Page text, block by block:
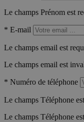
Le champs Prénom est
* E-mail
Le champs email est
Le champs email est
* Numéro de téléphone
Le champs Téléphone
Le champs Téléphone